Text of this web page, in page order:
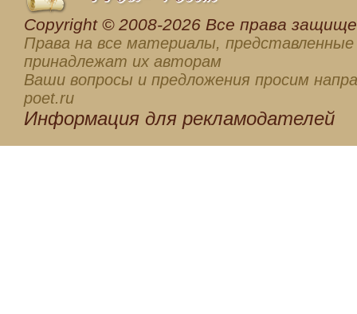
Сopyright © 2008-2026 Все права
Права на все материалы, представленные
принадлежат их авторам
Ваши вопросы и предложения просим
poet.ru
Информация для рекламодателей